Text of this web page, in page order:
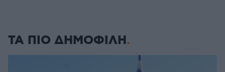
ΤΑ ΠΙΟ ΔΗΜΟΦΙΛΗ